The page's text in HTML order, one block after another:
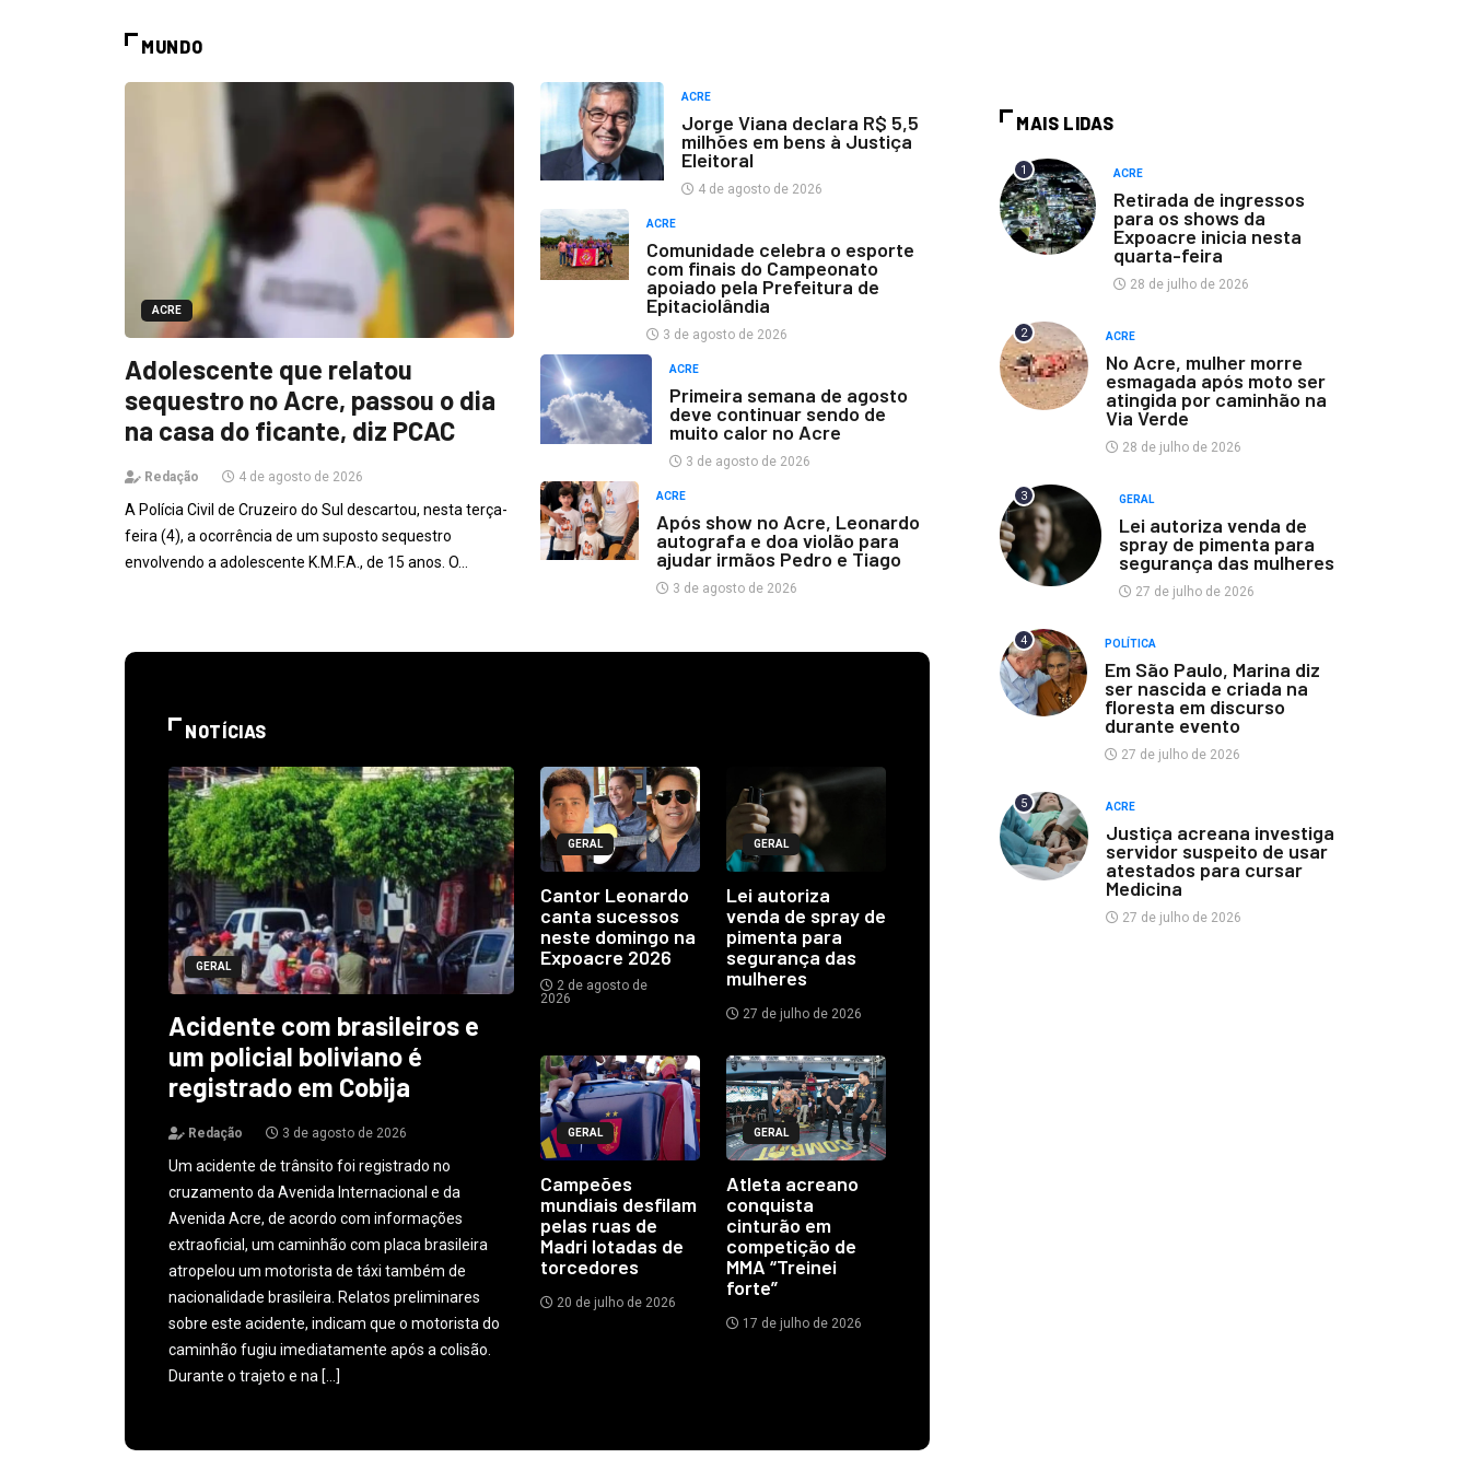
MUNDO
ACRE
Adolescente que relatou
sequestro no Acre, passou o dia
na casa do ficante, diz PCAC
Redação 4 de agosto de 2026
A Polícia Civil de Cruzeiro do Sul descartou, nesta terça-
feira (4), a ocorrência de um suposto sequestro
envolvendo a adolescente K.M.F.A., de 15 anos. O…
ACRE
Jorge Viana declara R$ 5,5
milhões em bens à Justiça
Eleitoral
4 de agosto de 2026
ACRE
Comunidade celebra o esporte
com finais do Campeonato
apoiado pela Prefeitura de
Epitaciolândia
3 de agosto de 2026
ACRE
Primeira semana de agosto
deve continuar sendo de
muito calor no Acre
3 de agosto de 2026
ACRE
Após show no Acre, Leonardo
autografa e doa violão para
ajudar irmãos Pedro e Tiago
3 de agosto de 2026
NOTÍCIAS
GERAL
Acidente com brasileiros e
um policial boliviano é
registrado em Cobija
Redação 3 de agosto de 2026
Um acidente de trânsito foi registrado no
cruzamento da Avenida Internacional e da
Avenida Acre, de acordo com informações
extraoficial, um caminhão com placa brasileira
atropelou um motorista de táxi também de
nacionalidade brasileira. Relatos preliminares
sobre este acidente, indicam que o motorista do
caminhão fugiu imediatamente após a colisão.
Durante o trajeto e na […]
GERAL
Cantor Leonardo
canta sucessos
neste domingo na
Expoacre 2026
2 de agosto de
2026
GERAL
Lei autoriza
venda de spray de
pimenta para
segurança das
mulheres
27 de julho de 2026
GERAL
Campeões
mundiais desfilam
pelas ruas de
Madri lotadas de
torcedores
20 de julho de 2026
GERAL
Atleta acreano
conquista
cinturão em
competição de
MMA “Treinei
forte”
17 de julho de 2026
MAIS LIDAS
1 ACRE
Retirada de ingressos
para os shows da
Expoacre inicia nesta
quarta-feira
28 de julho de 2026
2 ACRE
No Acre, mulher morre
esmagada após moto ser
atingida por caminhão na
Via Verde
28 de julho de 2026
3 GERAL
Lei autoriza venda de
spray de pimenta para
segurança das mulheres
27 de julho de 2026
4 POLÍTICA
Em São Paulo, Marina diz
ser nascida e criada na
floresta em discurso
durante evento
27 de julho de 2026
5 ACRE
Justiça acreana investiga
servidor suspeito de usar
atestados para cursar
Medicina
27 de julho de 2026